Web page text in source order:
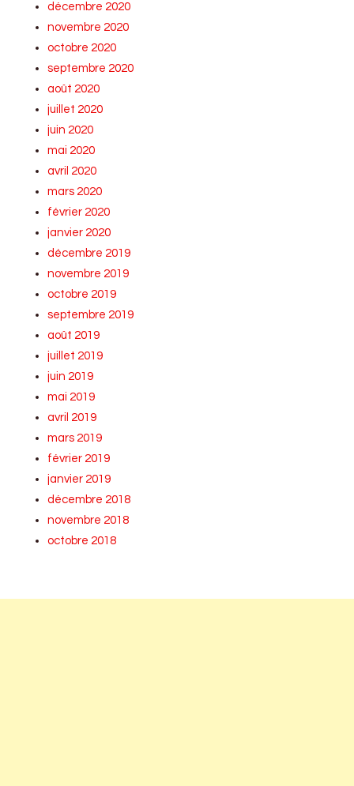
décembre 2020
novembre 2020
octobre 2020
septembre 2020
août 2020
juillet 2020
juin 2020
mai 2020
avril 2020
mars 2020
février 2020
janvier 2020
décembre 2019
novembre 2019
octobre 2019
septembre 2019
août 2019
juillet 2019
juin 2019
mai 2019
avril 2019
mars 2019
février 2019
janvier 2019
décembre 2018
novembre 2018
octobre 2018